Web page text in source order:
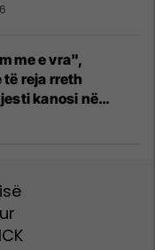
me e vra",
reja rreth
kanosi në
ICK